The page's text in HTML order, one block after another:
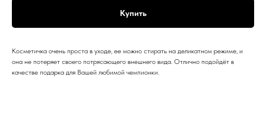
Купить
Косметичка очень проста в уходе, ее можно стирать на деликатном режиме, и
она не потеряет своего потрясающего внешнего вида. Отлично подойдёт в
качестве подарка для Вашей любимой чемпионки.